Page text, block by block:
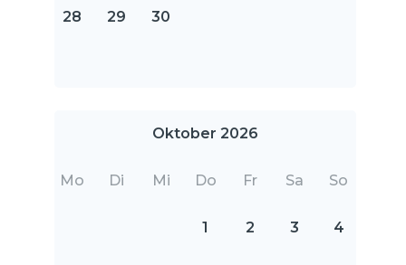
28 29 30
Oktober 2026
Mo Di Mi Do Fr Sa So
1 2 3 4